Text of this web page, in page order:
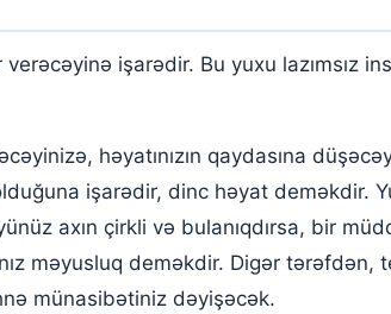
işarədir. Bu yuxu lazımsız
həyatınızın qaydasına
işarədir, dinc həyat deməkdir.
axın çirkli və bulanıqdırsa, bir
məyusluq deməkdir. Digər
münasibətiniz dəyişəcək.